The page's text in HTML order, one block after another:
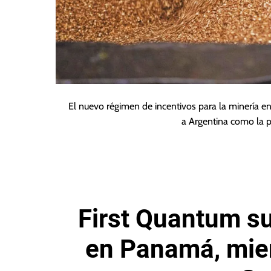
El nuevo régimen de incentivos para la minería
a Argentina como la
First Quantum
en Panamá,